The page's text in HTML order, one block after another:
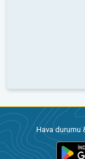
Hava durumu